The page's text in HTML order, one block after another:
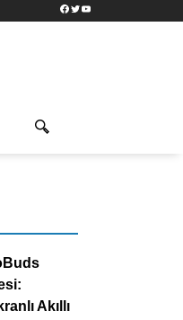
Facebook
TwitterYouTube
Akıllı